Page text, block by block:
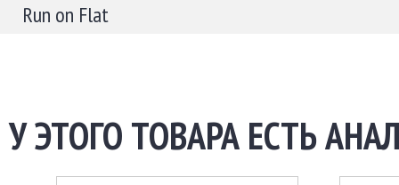
Run on Flat
У ЭТОГО ТОВАРА ЕСТЬ